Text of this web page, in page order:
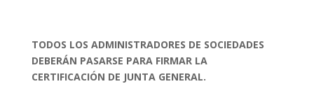
TODOS LOS ADMINISTRADORES DE SOCIEDADES
DEBERÁN PASARSE PARA FIRMAR LA
CERTIFICACIÓN DE JUNTA GENERAL.